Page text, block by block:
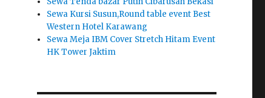
Sewa Kursi Susun,Round table event Best
Western Hotel Karawang
Sewa Meja IBM Cover Stretch Hitam Event
HK Tower Jaktim